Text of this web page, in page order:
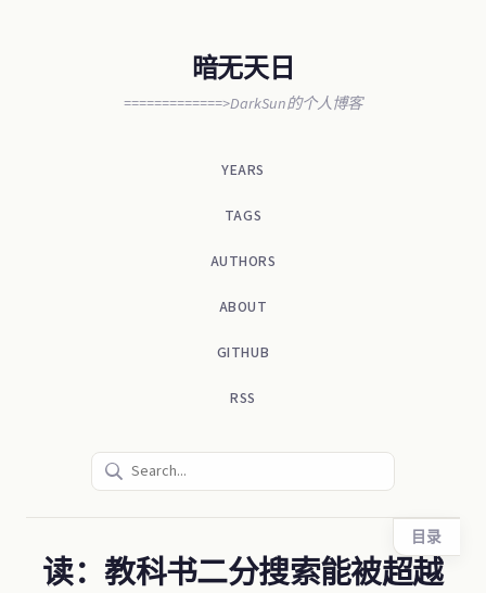
暗无天日
=============>DarkSun的个人博客
YEARS
TAGS
AUTHORS
ABOUT
GITHUB
RSS
读：教科书二分搜索能被超越
目录